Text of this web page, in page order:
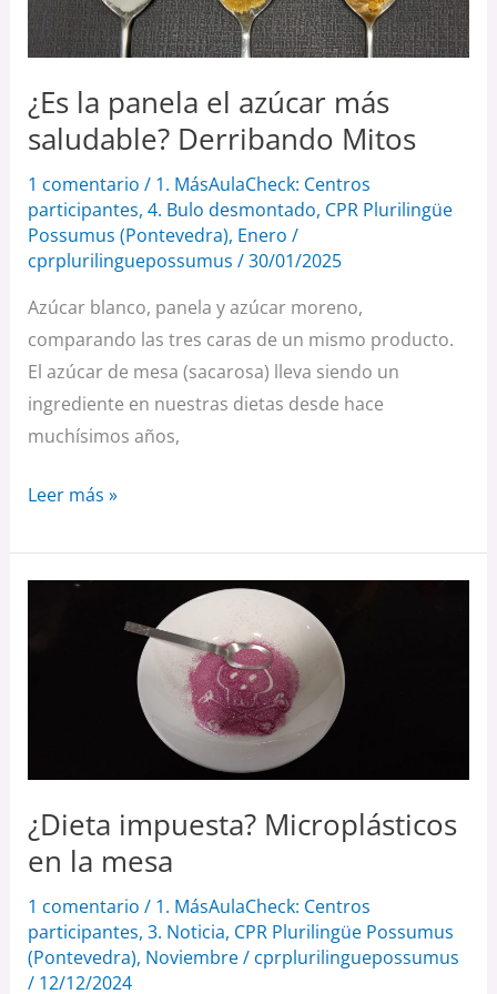
¿Es la panela el azúcar más
saludable? Derribando Mitos
1 comentario / 1. MásAulaCheck: Centros
participantes, 4. Bulo desmontado, CPR Plurilingüe
Possumus (Pontevedra), Enero /
cprplurilinguepossumus /30/01/2025
Azúcar blanco, panela y azúcar moreno,
comparando las tres caras de un mismo producto.
El azúcar de mesa (sacarosa) lleva siendo un
ingrediente en nuestras dietas desde hace
muchísimos años,
el
azúcar
saludable?
Derribando
Leer más »
¿Dieta impuesta? Microplásticos
en la mesa
1 comentario / 1. MásAulaCheck: Centros
participantes, 3. Noticia, CPR Plurilingüe Possumus
(Pontevedra), Noviembre/ cprplurilinguepossumus
/ 12/12/2024
¿Dieta
Microplásticos